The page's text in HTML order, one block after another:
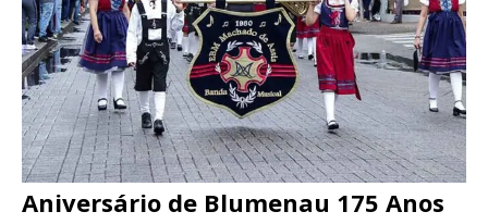
Aniversário de Blumenau 175 Anos